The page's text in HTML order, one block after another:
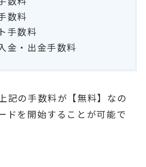
数料
手数料
金・出金手数料
記の手数料が【無料】なの
ドを開始することが可能で